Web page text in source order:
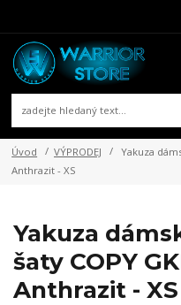
Úvod VÝPRODEJ
Yakuza
Anthrazit - XS
Yakuza
šaty COPY
Anthrazit - XS